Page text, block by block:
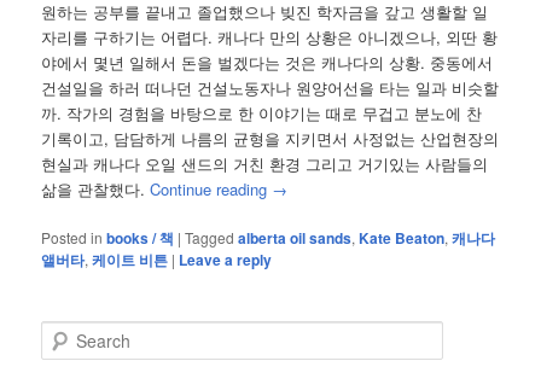
원하는 공부를 끝내고 졸업했으나 빚진 학자금을 갚고 생활할 일
자리를 구하기는 어렵다. 캐나다 만의 상황은 아니겠으나, 외딴 황
야에서 몇년 일해서 돈을 벌겠다는 것은 캐나다의 상황. 중동에서
건설일을 하러 떠나던 건설노동자나 원양어선을 타는 일과 비슷할
까. 작가의 경험을 바탕으로 한 이야기는 때로 무겁고 분노에 찬
기록이고, 담담하게 나름의 균형을 지키면서 사정없는 산업현장의
현실과 캐나다 오일 샌드의 거친 환경 그리고 거기있는 사람들의
삶을 관찰했다.Continue reading →
Posted in books / 책 |Tagged alberta oil sands,Kate Beaton,캐나다
앨버타,케이트 비튼 | Leave a reply
e